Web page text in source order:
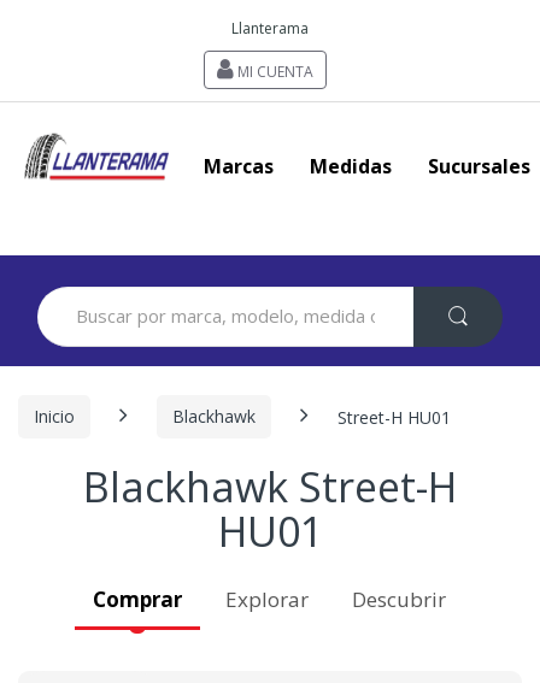
Llanterama
MI CUENTA
Marcas Medidas Sucursales
Search
for:
Inicio Blackhawk Street-H HU01
Blackhawk Street-H
HU01
Comprar Explorar Descubrir